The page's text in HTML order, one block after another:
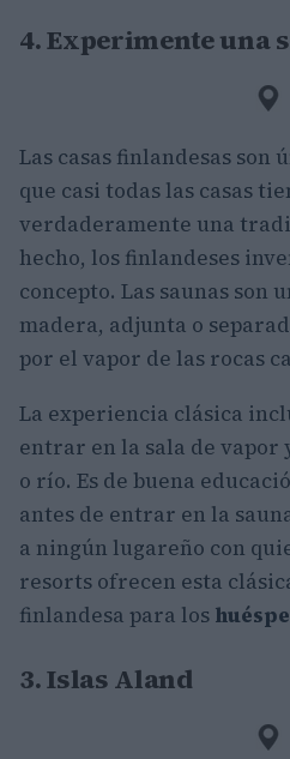
4. Experimente una
Las casas finlandesas son
que casi todas las casas
verdaderamente una
hecho, los finlandeses
concepto. Las saunas son
madera, adjunta o
por el vapor de las rocas
La experiencia clásica
entrar en la sala de vapor
o río. Es de buena
antes de entrar en la
a ningún lugareño con
resorts ofrecen esta
finlandesa para los
3. Islas Aland